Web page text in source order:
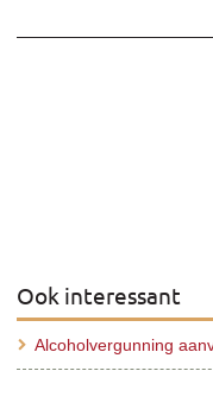
Ook interessant
Alcoholvergunning